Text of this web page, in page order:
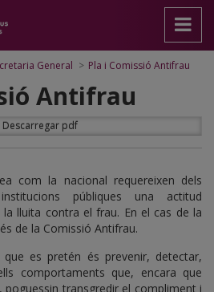
General > Pla i Comissió Antifrau
Antifrau
Descarregar pdf
com la nacional requereixen dels
públiques una actitud
lluita contra el frau. En el cas de la
de la Comissió Antifrau.
es pretén és prevenir, detectar,
comportaments que, encara que
poguessin transgredir el compliment i